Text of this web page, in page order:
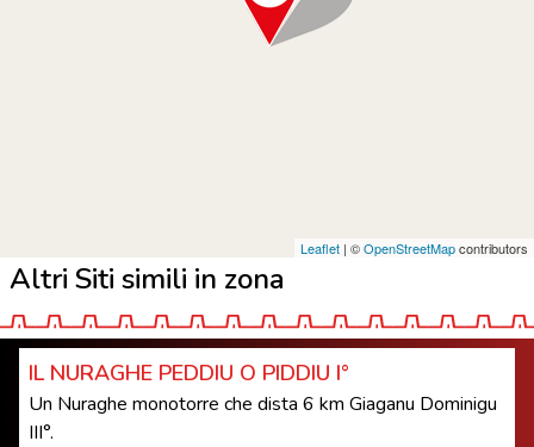
Leaflet | ©OpenStreetMapcontributors
Altri Siti simili in zona
IL NURAGHE PEDDIU O PIDDIU I°
Un Nuraghe monotorre che dista 6 km Giaganu Dominigu
III°.